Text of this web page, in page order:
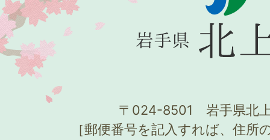
〒024-8501 岩手県北
［郵便番号を記入すれば、住所